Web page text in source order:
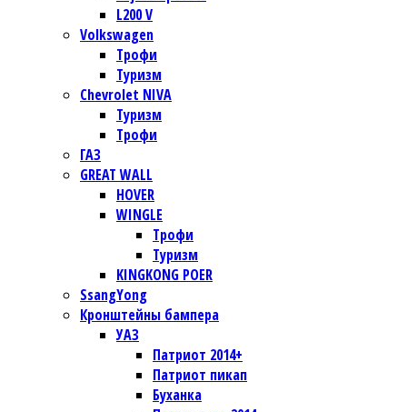
L200 V
Volkswagen
Трофи
Туризм
Chevrolet NIVA
Туризм
Трофи
ГАЗ
GREAT WALL
HOVER
WINGLE
Трофи
Туризм
KINGKONG POER
SsangYong
Кронштейны бампера
УАЗ
Патриот 2014+
Патриот пикап
Буханка